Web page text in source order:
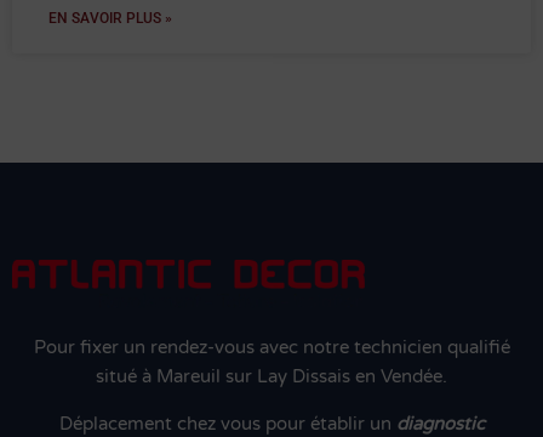
EN SAVOIR PLUS »
Pour fixer un rendez-vous avec notre technicien qualifié
situé à Mareuil sur Lay Dissais en Vendée.
Déplacement chez vous pour établir un diagnostic